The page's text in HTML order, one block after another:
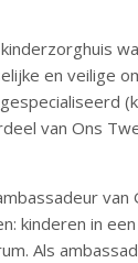
en veilige
van Ons
van
kinderen in
Als